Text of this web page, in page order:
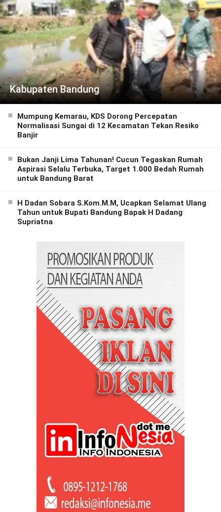
Kabupaten Bandung
Mumpung Kemarau, KDS Dorong Percepatan
Normalisasi Sungai di 12 Kecamatan Tekan Resiko
Banjir
Bukan Janji Lima Tahunan! Cucun Tegaskan Rumah
Aspirasi Selalu Terbuka, Target 1.000 Bedah Rumah
untuk Bandung Barat
H Dadan Sobara S.Kom.M.M, Ucapkan Selamat Ulang
Tahun untuk Bupati Bandung Bapak H Dadang
Supriatna